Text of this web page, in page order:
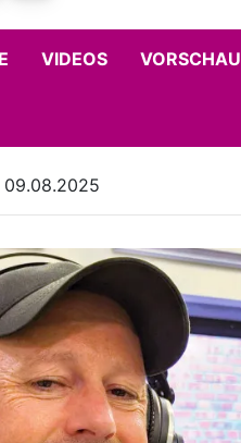
VIDEOS VORSCHAU
09.08.2025